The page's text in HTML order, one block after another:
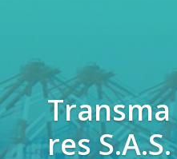
Transma
res S.A.S.